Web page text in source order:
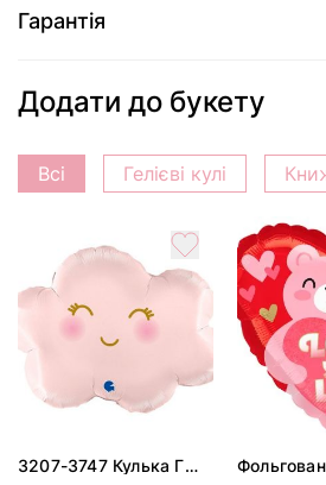
Гарантія
Додати до букету
Всі Гелієві кулі
3207-3747 Кулька Г